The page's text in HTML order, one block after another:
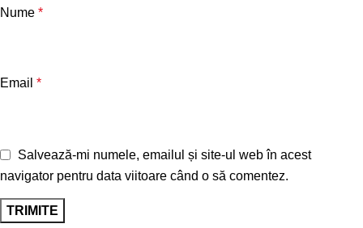
Nume *
Email *
Salvează-mi numele, emailul și site-ul web în acest
navigator pentru data viitoare când o să comentez.